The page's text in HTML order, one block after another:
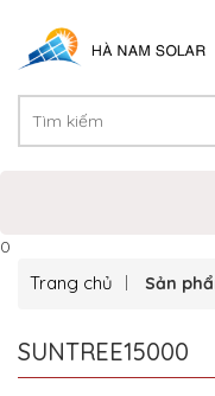
0
Trang chủ Sản
SUNTREE15000